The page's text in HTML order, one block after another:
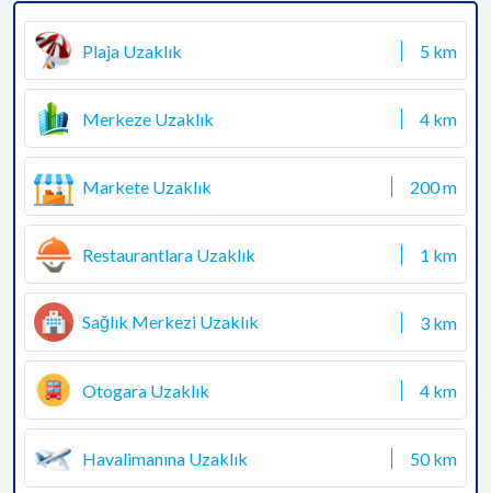
Plaja Uzaklık 5 km
Merkeze Uzaklık 4 km
Markete Uzaklık 200 m
Restaurantlara Uzaklık 1 km
Sağlık Merkezi Uzaklık 3 km
Otogara Uzaklık 4 km
Havalimanına Uzaklık 50 km